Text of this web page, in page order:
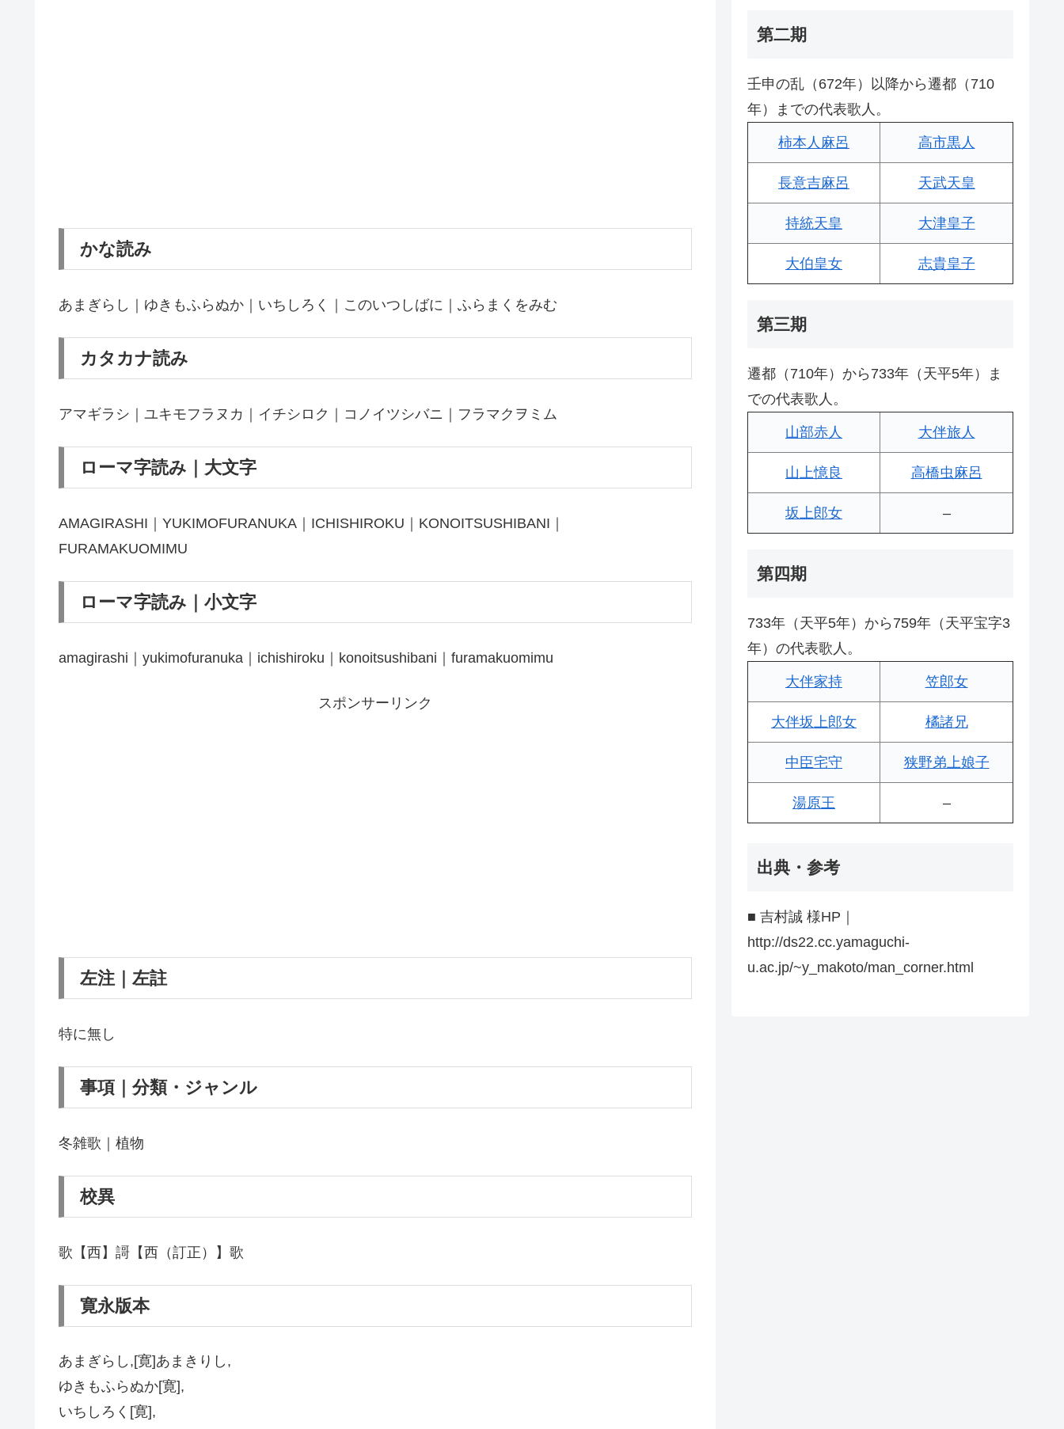
かな読み
あまぎらし｜ゆきもふらぬか｜いちしろく｜このいつしばに｜ふらまくをみむ
カタカナ読み
アマギラシ｜ユキモフラヌカ｜イチシロク｜コノイツシバニ｜フラマクヲミム
ローマ字読み｜大文字
AMAGIRASHI｜YUKIMOFURANUKA｜ICHISHIROKU｜KONOITSUSHIBANI｜
FURAMAKUOMIMU
ローマ字読み｜小文字
amagirashi｜yukimofuranuka｜ichishiroku｜konoitsushibani｜furamakuomimu
スポンサーリンク
左注｜左註
特に無し
事項｜分類・ジャンル
冬雑歌｜植物
校異
歌【西】謌【西（訂正）】歌
寛永版本
あまぎらし,[寛]あまきりし,
ゆきもふらぬか[寛],
いちしろく[寛],
第二期
壬申の乱（672年）以降から遷都（710
年）までの代表歌人。
柿本人麻呂 高市黒人
長意吉麻呂 天武天皇
持統天皇 大津皇子
大伯皇女 志貴皇子
第三期
遷都（710年）から733年（天平5年）ま
での代表歌人。
山部赤人 大伴旅人
山上憶良 高橋虫麻呂
坂上郎女 –
第四期
733年（天平5年）から759年（天平宝字3
年）の代表歌人。
大伴家持 笠郎女
大伴坂上郎女 橘諸兄
中臣宅守 狭野弟上娘子
湯原王 –
出典・参考
■ 吉村誠 様HP｜
http://ds22.cc.yamaguchi-
u.ac.jp/~y_makoto/man_corner.html